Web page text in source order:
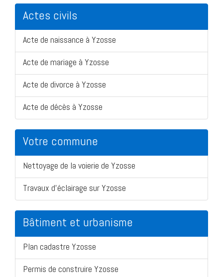
Actes civils
Acte de naissance à Yzosse
Acte de mariage à Yzosse
Acte de divorce à Yzosse
Acte de décès à Yzosse
Votre commune
Nettoyage de la voierie de Yzosse
Travaux d'éclairage sur Yzosse
Bâtiment et urbanisme
Plan cadastre Yzosse
Permis de construire Yzosse